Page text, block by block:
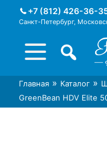
+7 (812) 426-36-
Санкт-Петербург,
Главная » Каталог »
GreenBean HDV Elite